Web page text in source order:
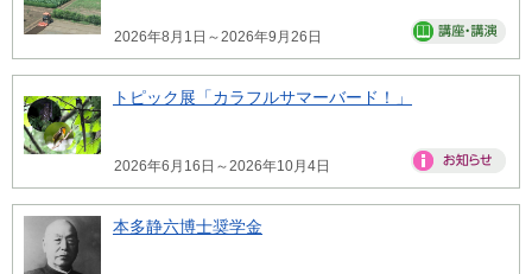
2026年8月1日～2026年9月26日
トピック展「カラフルサマーバード！」
2026年6月16日～2026年10月4日
本多静六博士奨学金